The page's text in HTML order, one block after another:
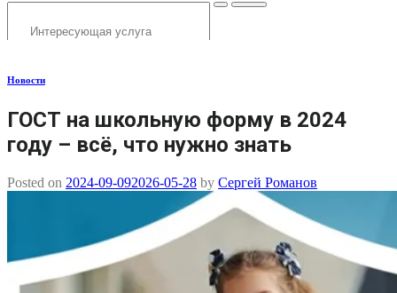
Новости
ГОСТ на школьную форму в 2024
году – всё, что нужно знать
Posted on 2024-09-092026-05-28 by Сергей Романов